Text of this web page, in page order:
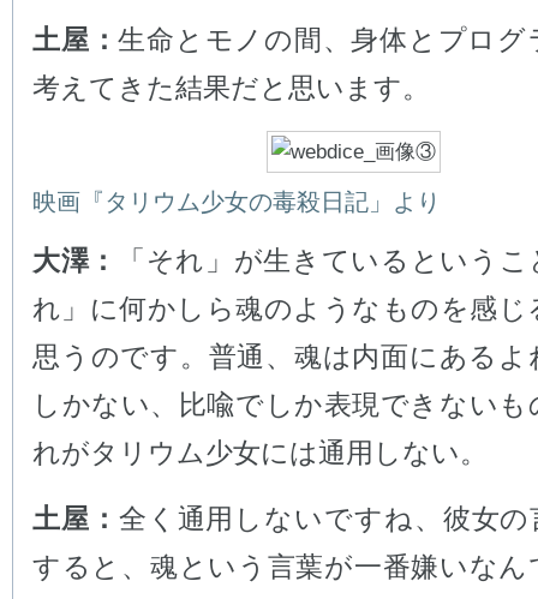
土屋：生命とモノの間、身体とプログ
考えてきた結果だと思います。
映画『タリウム少女の毒殺日記」より
大澤：
「それ」が生きているという
れ」に何かしら魂のようなものを感じ
思うのです。普通、魂は内面にあるよ
しかない、比喩でしか表現できないも
れがタリウム少女には通用しない。
土屋： 全く通用しないですね、彼女の
すると、魂という言葉が一番嫌いなん